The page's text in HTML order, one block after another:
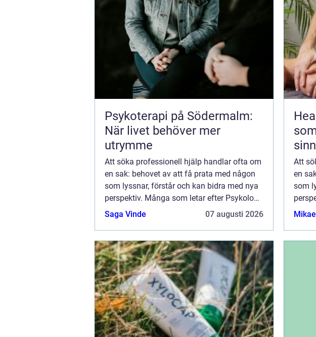
Psykoterapi på Södermalm:
När livet behöver mer
utrymme
Att söka professionell hjälp handlar ofta om
en sak: behovet av att få prata med någon
som lyssnar, förstår och kan bidra med nya
perspektiv. Många som letar efter Psykolog
Västerås längtar efter...
Saga Vinde 07 augusti 2026
Att
en
som